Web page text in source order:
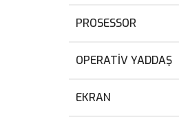
PROSESSOR
OPERATIV YADDAŞ
EKRAN